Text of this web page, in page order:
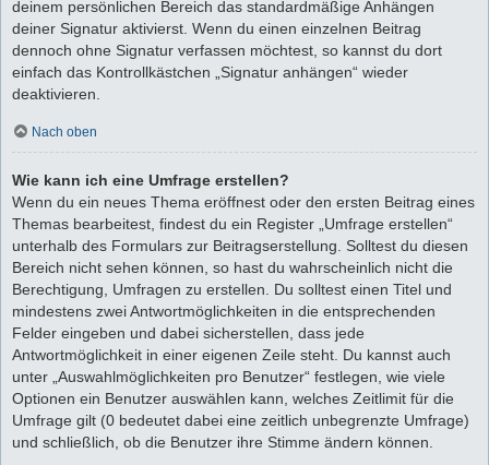
deinem persönlichen Bereich das standardmäßige Anhängen
deiner Signatur aktivierst. Wenn du einen einzelnen Beitrag
dennoch ohne Signatur verfassen möchtest, so kannst du dort
einfach das Kontrollkästchen „Signatur anhängen“ wieder
deaktivieren.
Nach oben
Wie kann ich eine Umfrage erstellen?
Wenn du ein neues Thema eröffnest oder den ersten Beitrag eines
Themas bearbeitest, findest du ein Register „Umfrage erstellen“
unterhalb des Formulars zur Beitragserstellung. Solltest du diesen
Bereich nicht sehen können, so hast du wahrscheinlich nicht die
Berechtigung, Umfragen zu erstellen. Du solltest einen Titel und
mindestens zwei Antwortmöglichkeiten in die entsprechenden
Felder eingeben und dabei sicherstellen, dass jede
Antwortmöglichkeit in einer eigenen Zeile steht. Du kannst auch
unter „Auswahlmöglichkeiten pro Benutzer“ festlegen, wie viele
Optionen ein Benutzer auswählen kann, welches Zeitlimit für die
Umfrage gilt (0 bedeutet dabei eine zeitlich unbegrenzte Umfrage)
und schließlich, ob die Benutzer ihre Stimme ändern können.